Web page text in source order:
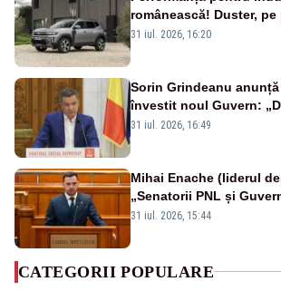
românească! Duster,
topul vânzărilor din
31 iul. 2026, 16:20
Sorin Grindeanu
învestit noul Guvern:
sunt șanse mai mari”
31 iul. 2026, 16:49
Mihai Enache (liderul
„Senatorii PNL și
la vânzare bunuri
31 iul. 2026, 15:44
CATEGORII POPULARE